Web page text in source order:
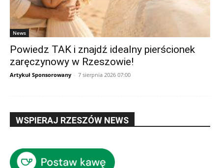
News
Powiedz TAK i znajdź idealny pierścionek
zaręczynowy w Rzeszowie!
Artykuł Sponsorowany - 7 sierpnia 2026 07:00
WSPIERAJ RZESZÓW NEWS